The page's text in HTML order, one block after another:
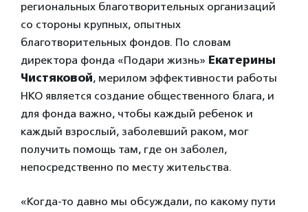
региональных благотворительных организаций
со стороны крупных, опытных
благотворительных фондов. По словам
директора фонда «Подари жизнь» Екатерины
Чистяковой, мерилом эффективности работы
НКО является создание общественного блага, и
для фонда важно, чтобы каждый ребенок и
каждый взрослый, заболевший раком, мог
получить помощь там, где он заболел,
непосредственно по месту жительства.
«Когда-то давно мы обсуждали, по какому пути